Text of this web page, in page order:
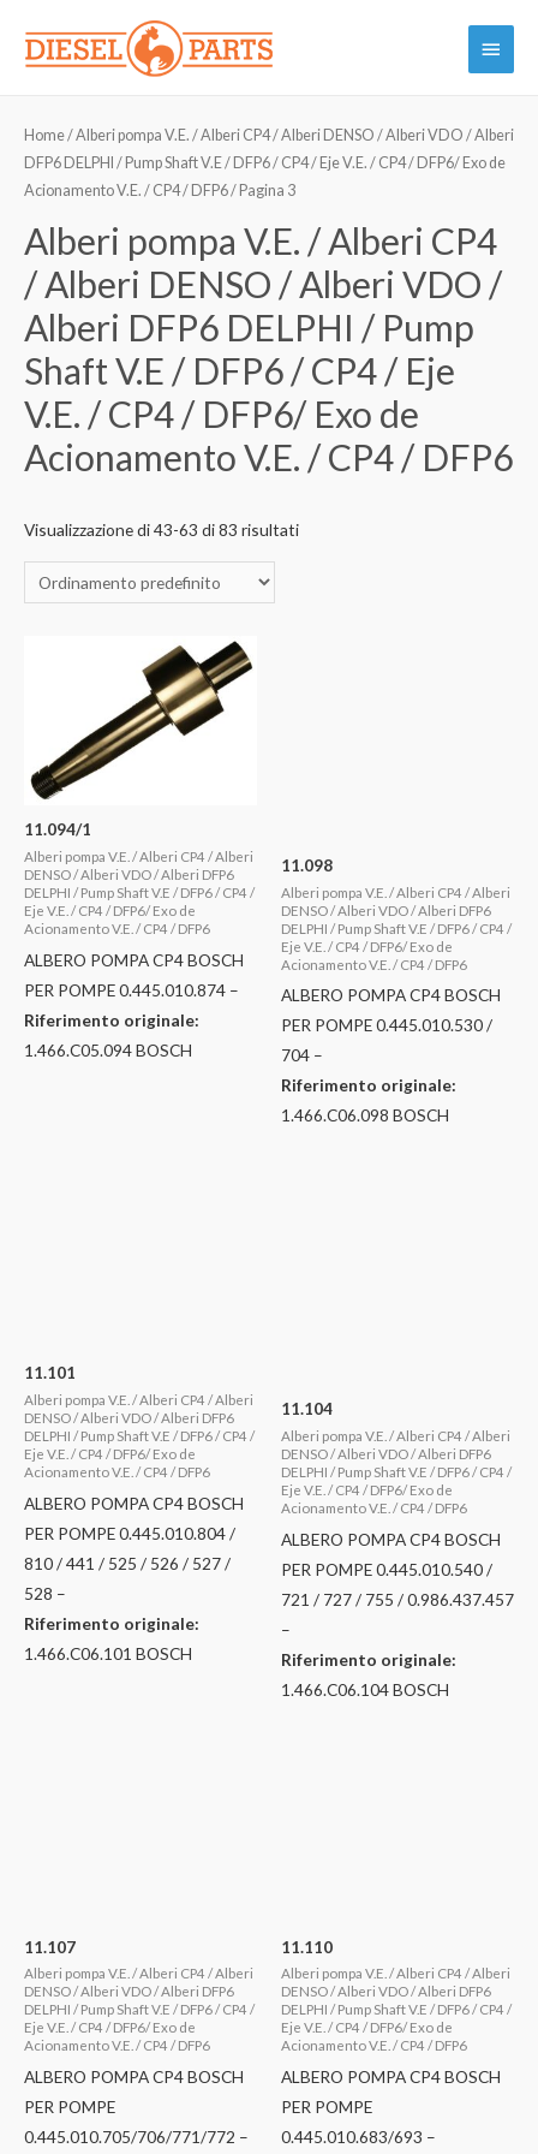
contenuto
Menu
Home/Alberi pompa V.E. / Alberi CP4 / Alberi DENSO / Alberi VDO / Alberi
DFP6 DELPHI / Pump Shaft V.E / DFP6 / CP4 / Eje V.E. / CP4 / DFP6/ Exo de
Acionamento V.E. / CP4 / DFP6/ Pagina 3
Alberi pompa V.E. / Alberi CP4
/ Alberi DENSO / Alberi VDO /
Alberi DFP6 DELPHI / Pump
Shaft V.E / DFP6 / CP4 / Eje
V.E. / CP4 / DFP6/ Exo de
Acionamento V.E. / CP4 / DFP6
Visualizzazione di 43-63 di 83 risultati
11.094/1
Alberi pompa V.E. / Alberi CP4 / Alberi
DENSO / Alberi VDO / Alberi DFP6
DELPHI / Pump Shaft V.E / DFP6 / CP4 /
Eje V.E. / CP4 / DFP6/ Exo de
Acionamento V.E. / CP4 / DFP6
ALBERO POMPA CP4 BOSCH
PER POMPE 0.445.010.874 –
Riferimento originale:
1.466.C05.094 BOSCH
11.098
Alberi pompa V.E. / Alberi CP4 / Alberi
DENSO / Alberi VDO / Alberi DFP6
DELPHI / Pump Shaft V.E / DFP6 / CP4 /
Eje V.E. / CP4 / DFP6/ Exo de
Acionamento V.E. / CP4 / DFP6
ALBERO POMPA CP4 BOSCH
PER POMPE 0.445.010.530 /
704 –
Riferimento originale:
1.466.C06.098 BOSCH
11.101
Alberi pompa V.E. / Alberi CP4 / Alberi
DENSO / Alberi VDO / Alberi DFP6
DELPHI / Pump Shaft V.E / DFP6 / CP4 /
Eje V.E. / CP4 / DFP6/ Exo de
Acionamento V.E. / CP4 / DFP6
ALBERO POMPA CP4 BOSCH
PER POMPE 0.445.010.804 /
810 / 441 / 525 / 526 / 527 /
528 –
Riferimento originale:
1.466.C06.101 BOSCH
11.104
Alberi pompa V.E. / Alberi CP4 / Alberi
DENSO / Alberi VDO / Alberi DFP6
DELPHI / Pump Shaft V.E / DFP6 / CP4 /
Eje V.E. / CP4 / DFP6/ Exo de
Acionamento V.E. / CP4 / DFP6
ALBERO POMPA CP4 BOSCH
PER POMPE 0.445.010.540 /
721 / 727 / 755 / 0.986.437.457
–
Riferimento originale:
1.466.C06.104 BOSCH
11.107
Alberi pompa V.E. / Alberi CP4 / Alberi
DENSO / Alberi VDO / Alberi DFP6
DELPHI / Pump Shaft V.E / DFP6 / CP4 /
Eje V.E. / CP4 / DFP6/ Exo de
Acionamento V.E. / CP4 / DFP6
ALBERO POMPA CP4 BOSCH
PER POMPE
0.445.010.705/706/771/772 –
11.110
Alberi pompa V.E. / Alberi CP4 / Alberi
DENSO / Alberi VDO / Alberi DFP6
DELPHI / Pump Shaft V.E / DFP6 / CP4 /
Eje V.E. / CP4 / DFP6/ Exo de
Acionamento V.E. / CP4 / DFP6
ALBERO POMPA CP4 BOSCH
PER POMPE
0.445.010.683/693 –